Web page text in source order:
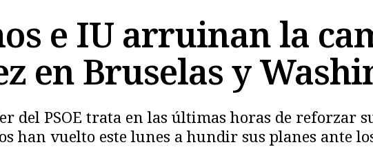
e IU arruinan la
en Bruselas y
del PSOE trata en las últimas horas de reforzar
han vuelto este lunes a hundir sus planes ante